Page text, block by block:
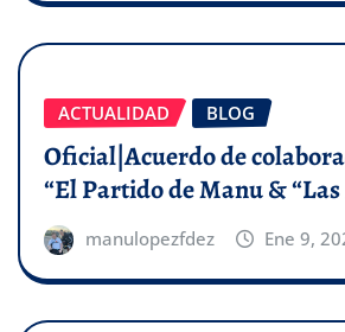
ACTUALIDAD BLOG
Oficial|Acuerdo de
“El Partido de Manu &
manulopezfdez Ene 9,